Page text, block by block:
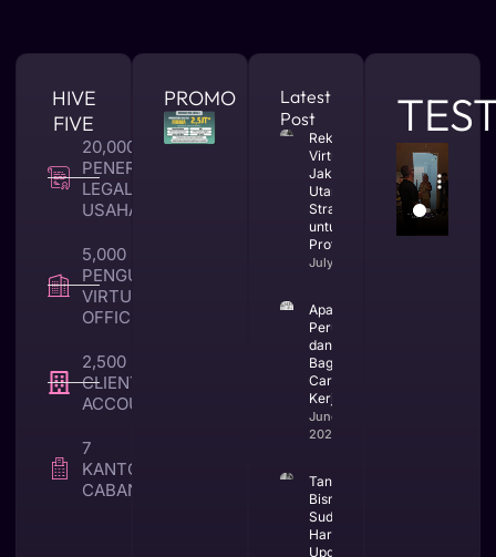
HIVE
FIVE
20,000 +
PENERBITAN
LEGALITAS
USAHA
5,000 +
PENGUNA
VIRTUAL
OFFICE
2,500 +
CLIENT TAX &
ACCOUNTING
7
KANTOR
CABANG
PROMO
Latest
Post
Rekomendasi
Virtual Office
Jakarta
Utara yang
Strategis
untuk Bisnis
Profesional
July 23, 2026
Apa Itu CV
Perusahaan
dan
Bagaimana
Cara
Kerjanya
June 25,
2026
Tanda
Bisnis
Sudah
Harus
Upgrade